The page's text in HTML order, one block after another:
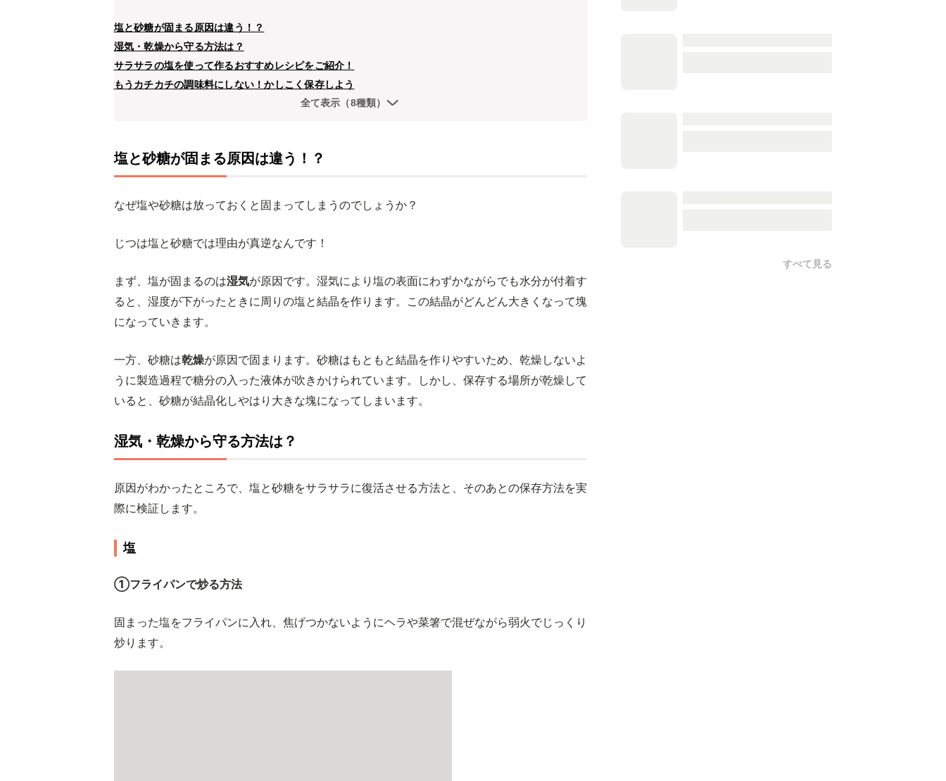
塩と砂糖が固まる原因は違う！？
湿気・乾燥から守る方法は？
サラサラの塩を使って作るおすすめレシピをご紹介！
もうカチカチの調味料にしない！かしこく保存しよう
全て表示（8種類）
塩と砂糖が固まる原因は違う！？
なぜ塩や砂糖は放っておくと固まってしまうのでしょうか？
じつは塩と砂糖では理由が真逆なんです！
まず、塩が固まるのは湿気が原因です。湿気により塩の表面にわずかながらでも水分が付着す
ると、湿度が下がったときに周りの塩と結晶を作ります。この結晶がどんどん大きくなって塊
になっていきます。
一方、砂糖は乾燥が原因で固まります。砂糖はもともと結晶を作りやすいため、乾燥しないよ
うに製造過程で糖分の入った液体が吹きかけられています。しかし、保存する場所が乾燥して
いると、砂糖が結晶化しやはり大きな塊になってしまいます。
湿気・乾燥から守る方法は？
原因がわかったところで、塩と砂糖をサラサラに復活させる方法と、そのあとの保存方法を実
際に検証します。
塩
➀フライパンで炒る方法
固まった塩をフライパンに入れ、焦げつかないようにヘラや菜箸で混ぜながら弱火でじっくり
炒ります。
すべて見る